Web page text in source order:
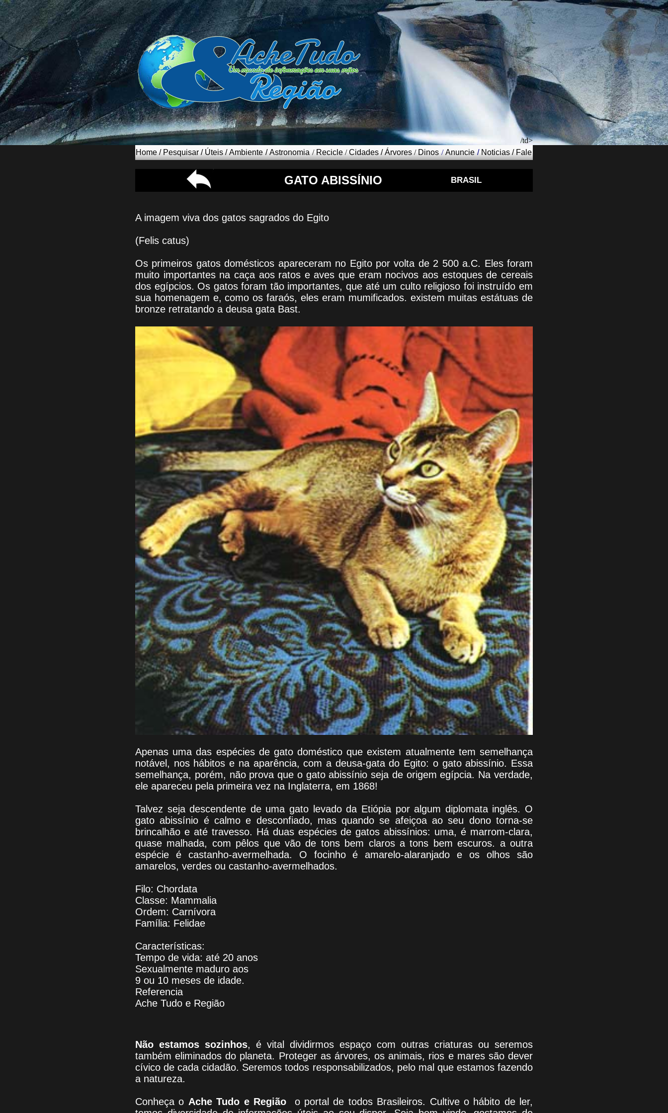
/td>
Home / Pesquisar / Úteis /Ambiente /Astronomia / Recicle /Cidades /Árvores / Dinos /Anuncie / Noticias / Fale
GATO ABISSÍNIO BRASIL
A imagem viva dos gatos sagrados do Egito
(Felis catus)
Os primeiros gatos domésticos apareceram no Egito por volta de 2 500 a.C. Eles foram
muito importantes na caça aos ratos e aves que eram nocivos aos estoques de cereais
dos egípcios. Os gatos foram tão importantes, que até um culto religioso foi instruído em
sua homenagem e, como os faraós, eles eram mumificados. existem muitas estátuas de
bronze retratando a deusa gata Bast.
Apenas uma das espécies de gato doméstico que existem atualmente tem semelhança
notável, nos hábitos e na aparência, com a deusa-gata do Egito: o gato abissínio. Essa
semelhança, porém, não prova que o gato abissínio seja de origem egípcia. Na verdade,
ele apareceu pela primeira vez na Inglaterra, em 1868!
Talvez seja descendente de uma gato levado da Etiópia por algum diplomata inglês. O
gato abissínio é calmo e desconfiado, mas quando se afeiçoa ao seu dono torna-se
brincalhão e até travesso. Há duas espécies de gatos abissínios: uma, é marrom-clara,
quase malhada, com pêlos que vão de tons bem claros a tons bem escuros. a outra
espécie é castanho-avermelhada. O focinho é amarelo-alaranjado e os olhos são
amarelos, verdes ou castanho-avermelhados.
Filo: Chordata
Classe: Mammalia
Ordem: Carnívora
Família: Felidae
Características:
Tempo de vida: até 20 anos
Sexualmente maduro aos
9 ou 10 meses de idade.
Referencia
Ache Tudo e Região
Não estamos sozinhos, é vital dividirmos espaço com outras criaturas ou seremos
também eliminados do planeta. Proteger as árvores, os animais, rios e mares são dever
cívico de cada cidadão. Seremos todos responsabilizados, pelo mal que estamos fazendo
a natureza.
Conheça o Ache Tudo e Regiãoo portalde todos Brasileiros. Cultive o hábito de ler,